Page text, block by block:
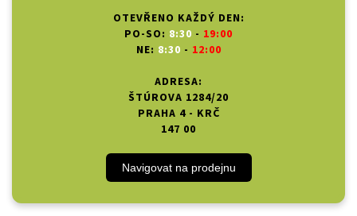
OTEVŘENO KAŽDÝ DEN:
PO-SO: 8:30 - 19:00
NE: 8:30 - 12:00
ADRESA:
ŠTÚROVA 1284/20
PRAHA 4 - KRČ
147 00
Navigovat na prodejnu